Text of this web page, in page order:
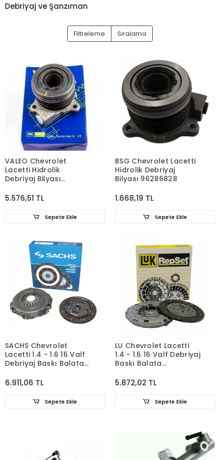
Debriyaj ve Şanzıman
Filtreleme Sıralama
VALEO Chevrolet
Lacetti Hidrolik
Debriyaj Bilyası
5.576,51 TL
Sepete Ekle
BSG Chevrolet Lacetti
Hidrolik Debriyaj
Bilyası 96286828
1.668,19 TL
Sepete Ekle
SACHS Chevrolet
Lacetti 1.4 - 1.6 16 Valf
Debriyaj Baskı Balata
6.911,06 TL
Sepete Ekle
LU Chevrolet Lacetti
1.4 - 1.6 16 Valf Debriyaj
Baskı Balata
5.872,02 TL
Sepete Ekle